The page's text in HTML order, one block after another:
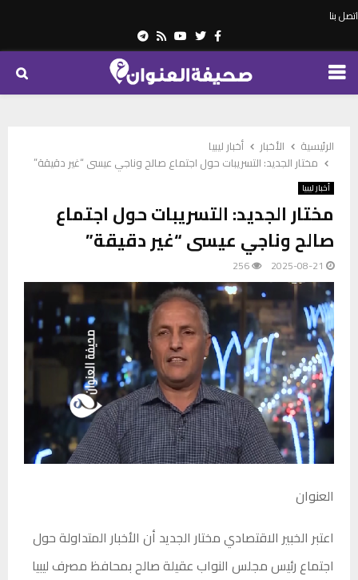
اتصل بنا
Facebook
Twitter
Youtube
Rss
Telegram
PRIMARY
الرئيسية الأخبار
أخبار ليبيا
مختار الجديد: التسريبات حول اجتماع صالح وناجي عيسى “غير دقيقة”
أخبار ليبيا
مختار الجديد: التسريبات حول اجتماع
صالح وناجي عيسى “غير دقيقة”
2025-08-21
256
العنوان
اعتبر الخبير الاقتصادي مختار الجديد أن الأخبار المتداولة حول
اجتماع رئيس مجلس النواب عقيلة صالح بمحافظ مصرف ليبيا